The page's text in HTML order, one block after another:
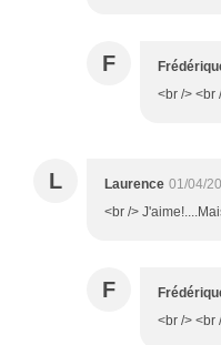
F
<br /> <br
L Laurence 01/04/
<br />
F
<br /> <br